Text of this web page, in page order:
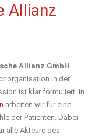
Allianz
Allianz GmbH
in der
ist klar formuliert: In
arbeiten wir für eine
der Patienten. Dabei
alle Akteure des